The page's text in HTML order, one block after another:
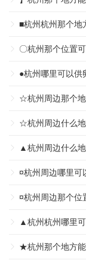
■杭州杭州那个地
〇杭州那个位置
●杭州哪里可以供
☆杭州周边那个
☆杭州周边什么
▲杭州周边什么
¤杭州周边哪里可
¤杭州周边那个位
▲杭州杭州哪里
★杭州那个地方